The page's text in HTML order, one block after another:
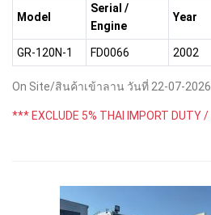
Model
Serial /
Engine
Year
GR-120N-1 FD0066 2002
On Site/สินค้าเข้าลาน วันที่ 22-07-2026
*** EXCLUDE 5% THAI IMPORT DUTY